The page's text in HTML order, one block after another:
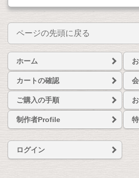
ページの先頭に戻る
ホーム
カートの確認
ご購入の手順
制作者Profile
ログイン